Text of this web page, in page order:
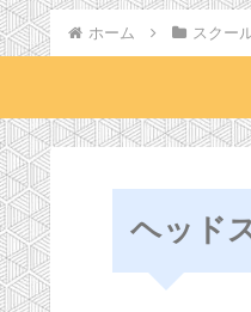
ホーム スクー
ヘッド